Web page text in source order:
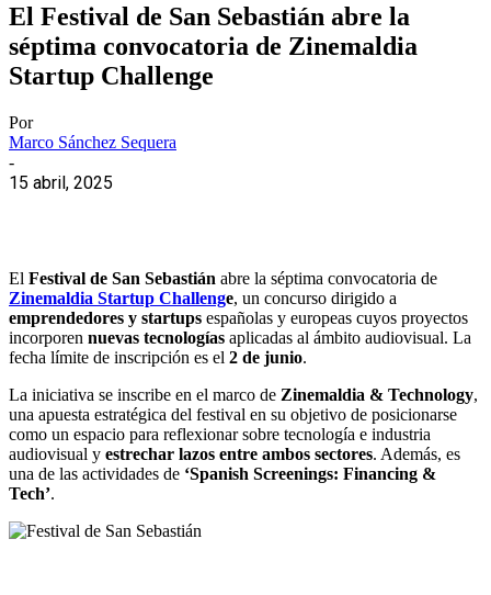
El Festival de San Sebastián abre la
séptima convocatoria de Zinemaldia
Startup Challenge
Por
Marco Sánchez Sequera
-
15 abril, 2025
El Festival de San Sebastián abre la séptima convocatoria de
Zinemaldia Startup Challenge, un concurso dirigido a
emprendedores y startups españolas y europeas cuyos proyectos
incorporen nuevas tecnologías aplicadas al ámbito audiovisual. La
fecha límite de inscripción es el 2 de junio.
La iniciativa se inscribe en el marco de Zinemaldia & Technology,
una apuesta estratégica del festival en su objetivo de posicionarse
como un espacio para reflexionar sobre tecnología e industria
audiovisual y estrechar lazos entre ambos sectores. Además, es
una de las actividades de ‘Spanish Screenings: Financing &
Tech’.